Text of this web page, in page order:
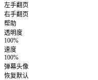
左手翻页
右手翻页
帮助
透明度
100%
速度
100%
弹幕头像
恢复默认